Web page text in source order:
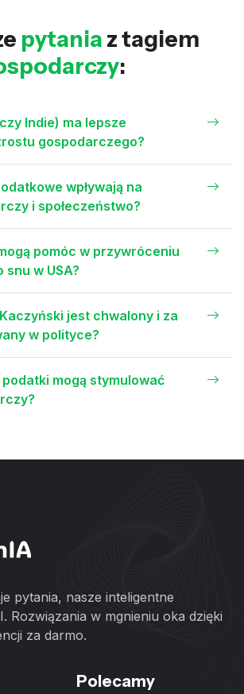
pytania z tagiem
:
Indie) ma lepsze
gospodarczego?
wpływają na
i społeczeństwo?
pomóc w przywróceniu
w USA?
jest chwalony i za
w polityce?
mogą stymulować
pytania, nasze inteligentne
Rozwiązania w mgnieniu oka dzięki
za darmo.
Polecamy